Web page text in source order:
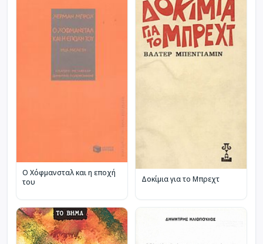
Ο Χόφμανσταλ και η εποχή
του
Δοκίμια για το Μπρεχτ